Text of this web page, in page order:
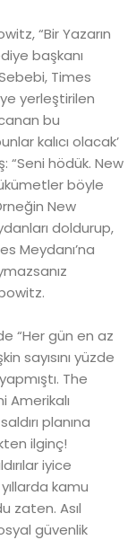
“Bir Yazarın
başkanı
Times
yerleştirilen
bu
kalıcı olacak’
“Seni hödük. New
böyle
New
doldurup,
Meydanı’na
“Her gün en az
sayısını yüzde
The
Amerikalı
planına
ilginç!
iyice
kamu
zaten. Asıl
güvenlik